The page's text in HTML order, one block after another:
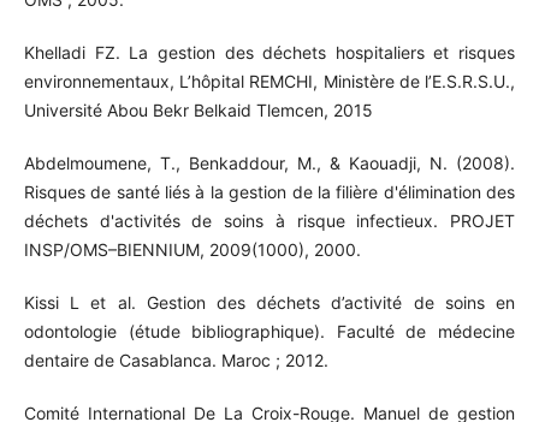
Khelladi FZ. La gestion des déchets hospitaliers et risques
environnementaux, L’hôpital REMCHI, Ministère de l’E.S.R.S.U.,
Université Abou Bekr Belkaid Tlemcen, 2015
Abdelmoumene, T., Benkaddour, M., & Kaouadji, N. (2008).
Risques de santé liés à la gestion de la filière d'élimination des
déchets d'activités de soins à risque infectieux. PROJET
INSP/OMS–BIENNIUM, 2009(1000), 2000.
Kissi L et al. Gestion des déchets d’activité de soins en
odontologie (étude bibliographique). Faculté de médecine
dentaire de Casablanca. Maroc ; 2012.
Comité International De La Croix-Rouge. Manuel de gestion